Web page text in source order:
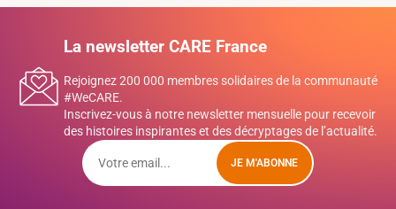
La newsletter CARE France
Rejoignez 200 000 membres solidaires de la communauté
#WeCARE.
Inscrivez-vous à notre newsletter mensuelle pour recevoir
des histoires inspirantes et des décryptages de l’actualité.
JE M'ABONNE